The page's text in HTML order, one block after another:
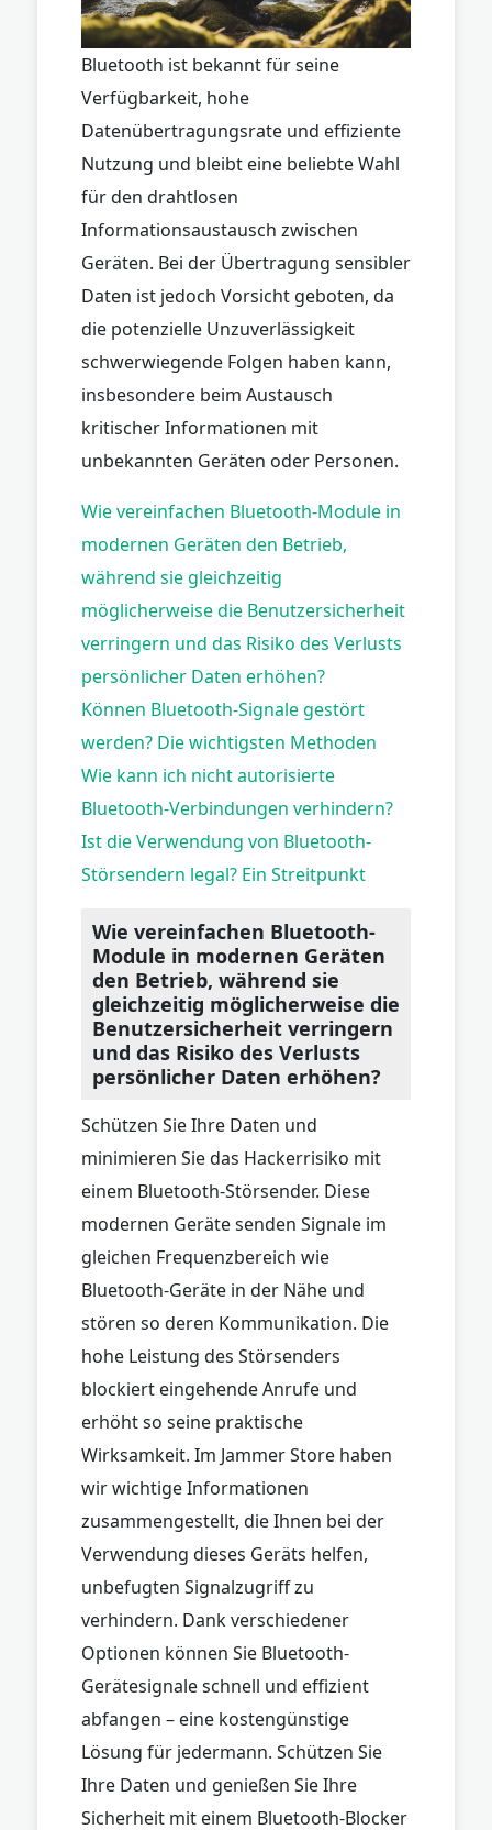
Bluetooth ist bekannt für seine
Verfügbarkeit, hohe
Datenübertragungsrate und effiziente
Nutzung und bleibt eine beliebte Wahl
für den drahtlosen
Informationsaustausch zwischen
Geräten. Bei der Übertragung sensibler
Daten ist jedoch Vorsicht geboten, da
die potenzielle Unzuverlässigkeit
schwerwiegende Folgen haben kann,
insbesondere beim Austausch
kritischer Informationen mit
unbekannten Geräten oder Personen.
Wie vereinfachen Bluetooth-Module in
modernen Geräten den Betrieb,
während sie gleichzeitig
möglicherweise die Benutzersicherheit
verringern und das Risiko des Verlusts
persönlicher Daten erhöhen?
Können Bluetooth-Signale gestört
werden? Die wichtigsten Methoden
Wie kann ich nicht autorisierte
Bluetooth-Verbindungen verhindern?
Ist die Verwendung von Bluetooth-
Störsendern legal? Ein Streitpunkt
Wie vereinfachen Bluetooth-
Module in modernen Geräten
den Betrieb, während sie
gleichzeitig möglicherweise die
Benutzersicherheit verringern
und das Risiko des Verlusts
persönlicher Daten erhöhen?
Schützen Sie Ihre Daten und
minimieren Sie das Hackerrisiko mit
einem Bluetooth-Störsender. Diese
modernen Geräte senden Signale im
gleichen Frequenzbereich wie
Bluetooth-Geräte in der Nähe und
stören so deren Kommunikation. Die
hohe Leistung des Störsenders
blockiert eingehende Anrufe und
erhöht so seine praktische
Wirksamkeit. Im Jammer Store haben
wir wichtige Informationen
zusammengestellt, die Ihnen bei der
Verwendung dieses Geräts helfen,
unbefugten Signalzugriff zu
verhindern. Dank verschiedener
Optionen können Sie Bluetooth-
Gerätesignale schnell und effizient
abfangen – eine kostengünstige
Lösung für jedermann. Schützen Sie
Ihre Daten und genießen Sie Ihre
Sicherheit mit einem Bluetooth-Blocker